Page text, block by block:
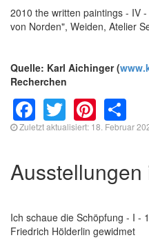
2010 the written paintings - IV
von Norden", Weiden, Atelier
Quelle: Karl Aichinger (
Recherchen
Facebook
Twitter
Zuletzt aktualisiert: 18. Februar
Ich schaue die Schöpfung - I -
Friedrich Hölderlin gewidmet